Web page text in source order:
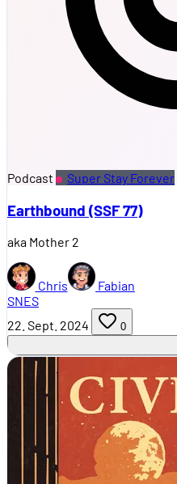
Podcast Super Stay Forever
Earthbound (SSF 77)
aka Mother 2
Chris
Fabian
SNES
22. Sept. 2024
0